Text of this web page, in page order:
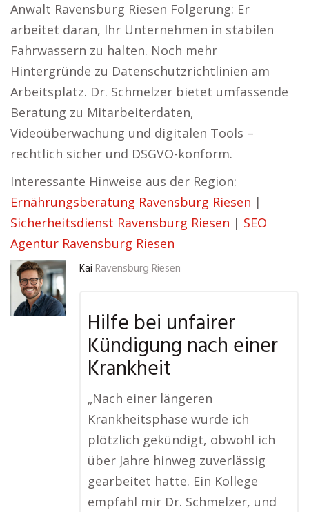
Anwalt Ravensburg Riesen Folgerung: Er
arbeitet daran, Ihr Unternehmen in stabilen
Fahrwassern zu halten. Noch mehr
Hintergründe zu Datenschutzrichtlinien am
Arbeitsplatz. Dr. Schmelzer bietet umfassende
Beratung zu Mitarbeiterdaten,
Videoüberwachung und digitalen Tools –
rechtlich sicher und DSGVO-konform.
Interessante Hinweise aus der Region:
Ernährungsberatung Ravensburg Riesen |
Sicherheitsdienst Ravensburg Riesen | SEO
Agentur Ravensburg Riesen
Kai Ravensburg Riesen
Hilfe bei unfairer
Kündigung nach einer
Krankheit
„Nach einer längeren
Krankheitsphase wurde ich
plötzlich gekündigt, obwohl ich
über Jahre hinweg zuverlässig
gearbeitet hatte. Ein Kollege
empfahl mir Dr. Schmelzer, und